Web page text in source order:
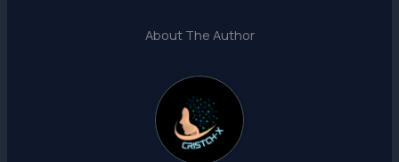
About The Author